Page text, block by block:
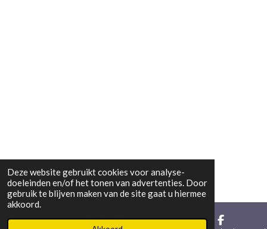
Deze website gebruikt cookies voor analyse-
doeleinden en/of het tonen van advertenties. Door
gebruik te blijven maken van de site gaat u hiermee
akkoord.